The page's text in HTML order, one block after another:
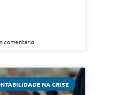
comentário
NA CRISE